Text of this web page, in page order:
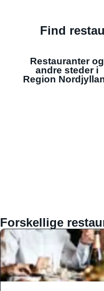
Find
Restauranter og
andre steder i
Region
Forskellige